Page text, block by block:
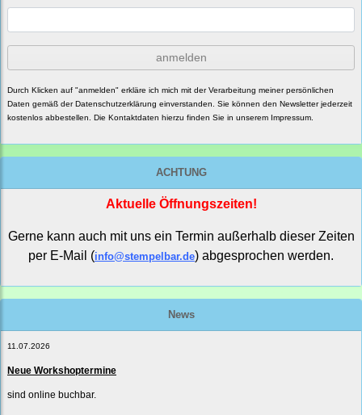
anmelden
Durch Klicken auf "anmelden" erkläre ich mich mit der Verarbeitung meiner persönlichen
Daten gemäß der Datenschutzerklärung einverstanden. Sie können den Newsletter jederzeit
kostenlos abbestellen. Die Kontaktdaten hierzu finden Sie in unserem Impressum.
ACHTUNG
Aktuelle Öffnungszeiten!
Gerne kann auch mit uns ein Termin außerhalb dieser Zeiten
per E-Mail (info@stempelbar.de) abgesprochen werden.
News
11.07.2026
Neue Workshoptermine
sind online buchbar.